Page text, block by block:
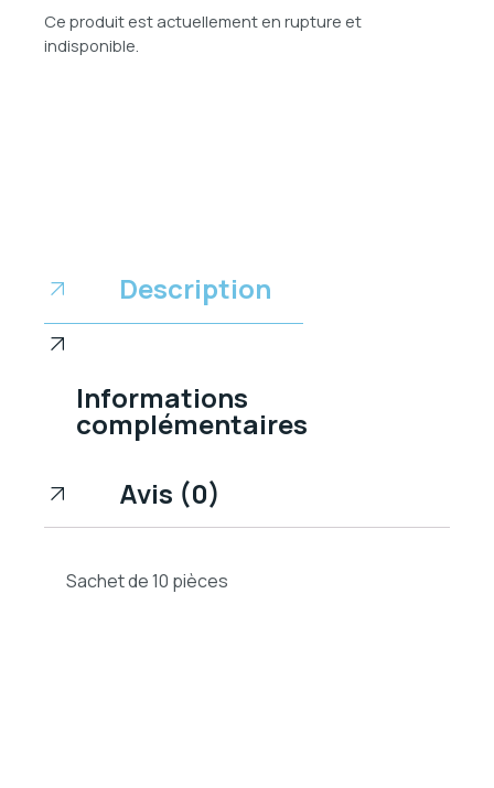
Ce produit est actuellement en rupture et
indisponible.
Description
Informations
complémentaires
Avis (0)
Sachet de 10 pièces